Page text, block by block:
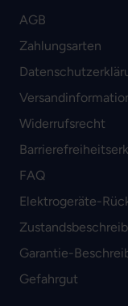
AGB
Zahlungsarten
Widerrufsrecht
FAQ
Elektrogeräte-
Garantie-
Gefahrgut